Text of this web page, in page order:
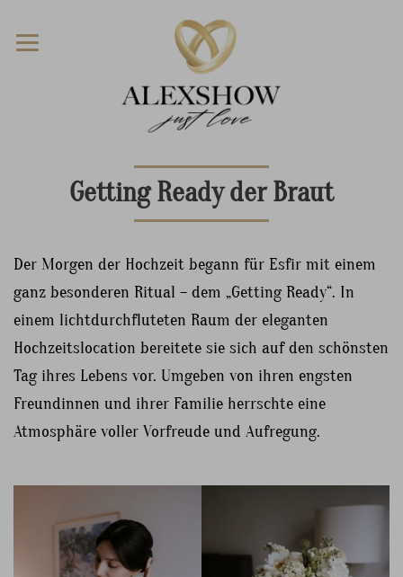
Getting Ready der Braut
Der Morgen der Hochzeit begann für Esfir mit einem
ganz besonderen Ritual – dem „Getting Ready“. In
einem lichtdurchfluteten Raum der eleganten
Hochzeitslocation bereitete sie sich auf den schönsten
Tag ihres Lebens vor. Umgeben von ihren engsten
Freundinnen und ihrer Familie herrschte eine
Atmosphäre voller Vorfreude und Aufregung.